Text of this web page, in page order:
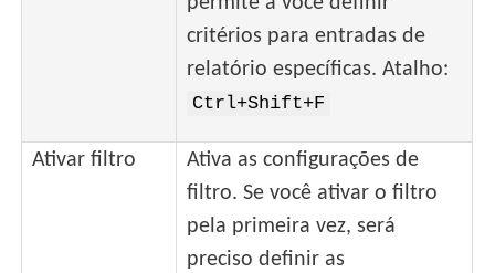
critérios para entradas de
relatório específicas. Atalho:
Ctrl+Shift+F
Ativar filtro
Ativa as configurações de
filtro. Se você ativar o filtro
pela primeira vez, será
preciso definir as